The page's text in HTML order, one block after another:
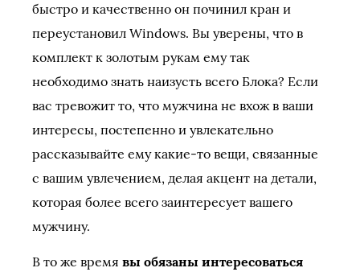
быстро и качественно он починил кран и
переустановил Windows. Вы уверены, что в
комплект к золотым рукам ему так
необходимо знать наизусть всего Блока? Если
вас тревожит то, что мужчина не вхож в ваши
интересы, постепенно и увлекательно
рассказывайте ему какие-то вещи, связанные
с вашим увлечением, делая акцент на детали,
которая более всего заинтересует вашего
мужчину.
В то же время вы обязаны интересоваться